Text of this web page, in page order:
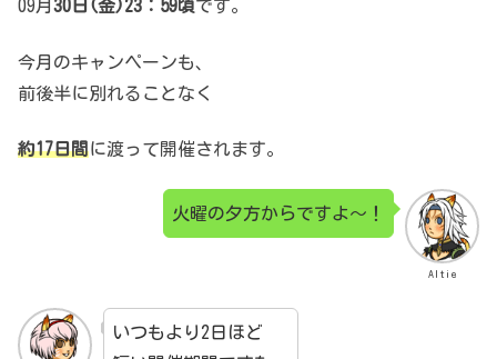
09月 30日(金)23：59頃です。
今月のキャンペーンも、
前後半に別れることなく
約17日間に渡って開催されます。
Altie
火曜の夕方からですよ～！
いつもより2日ほど